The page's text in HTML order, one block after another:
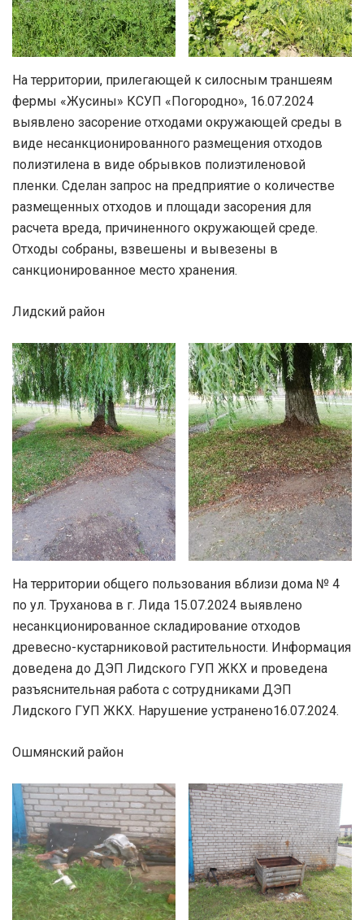
На территории, прилегающей к силосным траншеям
фермы «Жусины» КСУП «Погородно», 16.07.2024
выявлено засорение отходами окружающей среды в
виде несанкционированного размещения отходов
полиэтилена в виде обрывков полиэтиленовой
пленки. Сделан запрос на предприятие о количестве
размещенных отходов и площади засорения для
расчета вреда, причиненного окружающей среде.
Отходы собраны, взвешены и вывезены в
санкционированное место хранения.
Лидский район
На территории общего пользования вблизи дома № 4
по ул. Труханова в г. Лида 15.07.2024 выявлено
несанкционированное складирование отходов
древесно-кустарниковой растительности. Информация
доведена до ДЭП Лидского ГУП ЖКХ и проведена
разъяснительная работа с сотрудниками ДЭП
Лидского ГУП ЖКХ. Нарушение устранено16.07.2024.
Ошмянский район